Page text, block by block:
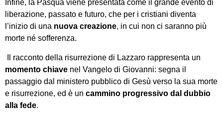
Infine, la Pasqua viene presentata come il grande evento di
liberazione, passato e futuro, che per i cristiani diventa
l’inizio di una nuova creazione, in cui non ci saranno più
morte né sofferenza.
Il racconto della risurrezione di Lazzaro rappresenta un
momento chiave nel Vangelo di Giovanni: segna il
passaggio dal ministero pubblico di Gesù verso la sua morte
e risurrezione, ed è un cammino progressivo dal dubbio
alla fede.